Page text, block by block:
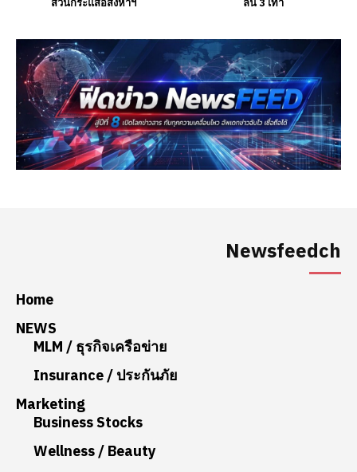
Newsfeedch
Home
NEWS
MLM / ธุรกิจเครือข่าย
Insurance / ประกันภัย
Marketing
Business Stocks
Wellness / Beauty